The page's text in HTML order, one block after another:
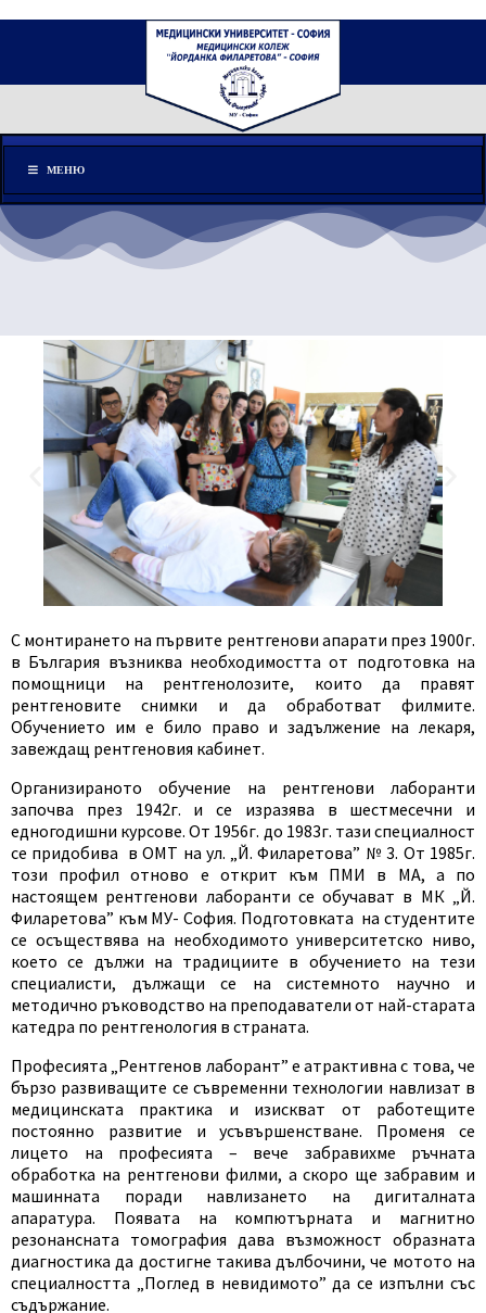
Меню
МЕНЮ
С монтирането на първите рентгенови апарати през 1900г.
в България възниква необходимостта от подготовка на
помощници на рентгенолозите, които да правят
рентгеновите снимки и да обработват филмите.
Обучението им е било право и задължение на лекаря,
завеждащ рентгеновия кабинет.
Организираното обучение на рентгенови лаборанти
започва през 1942г. и се изразява в шестмесечни и
едногодишни курсове. От 1956г. до 1983г. тази специалност
се придобива в ОМТ на ул. „Й. Филаретова” № 3. От 1985г.
този профил отново е открит към ПМИ в МА, а по
настоящем рентгенови лаборанти се обучават в МК „Й.
Филаретова” към МУ- София. Подготовката на студентите
се осъществява на необходимото университетско ниво,
което се дължи на традициите в обучението на тези
специалисти, дължащи се на системното научно и
методично ръководство на преподаватели от най-старата
катедра по рентгенология в страната.
Професията „Рентгенов лаборант” е атрактивна с това, че
бързо развиващите се съвременни технологии навлизат в
медицинската практика и изискват от работещите
постоянно развитие и усъвършенстване. Променя се
лицето на професията – вече забравихме ръчната
обработка на рентгенови филми, а скоро ще забравим и
машинната поради навлизането на дигиталната
апаратура. Появата на компютърната и магнитно
резонансната томография дава възможност образната
диагностика да достигне такива дълбочини, че мотото на
специалността „Поглед в невидимото” да се изпълни със
съдържание.